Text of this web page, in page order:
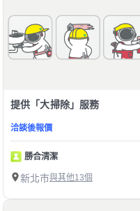
提供「大掃除」服務
洽談後報價
勝合清潔
新北市與其他13個